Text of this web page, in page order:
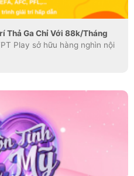
Thả Ga Chỉ Với 88k/Tháng
Play sở hữu hàng nghìn nội